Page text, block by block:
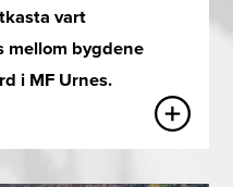
vart
bygdene
i MF Urnes.